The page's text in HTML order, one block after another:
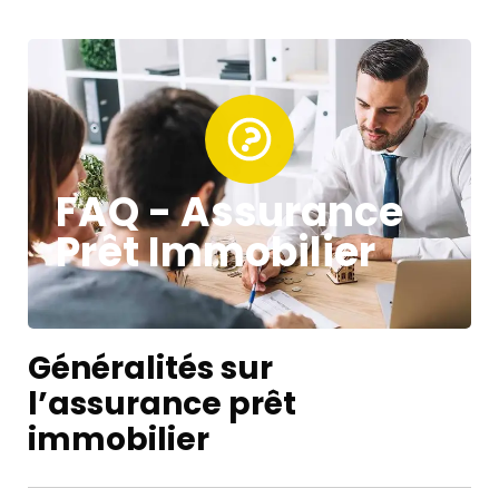
FAQ - Assurance
Prêt Immobilier
Généralités sur
l’assurance prêt
immobilier